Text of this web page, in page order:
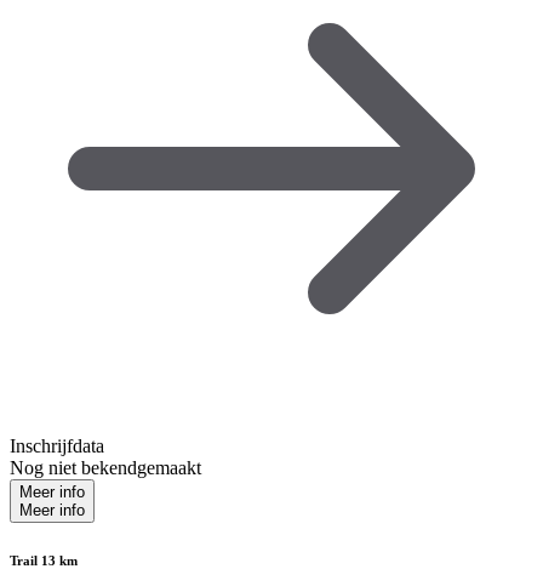
Inschrijfdata
Nog niet bekendgemaakt
Meer info
Meer info
Trail 13 km